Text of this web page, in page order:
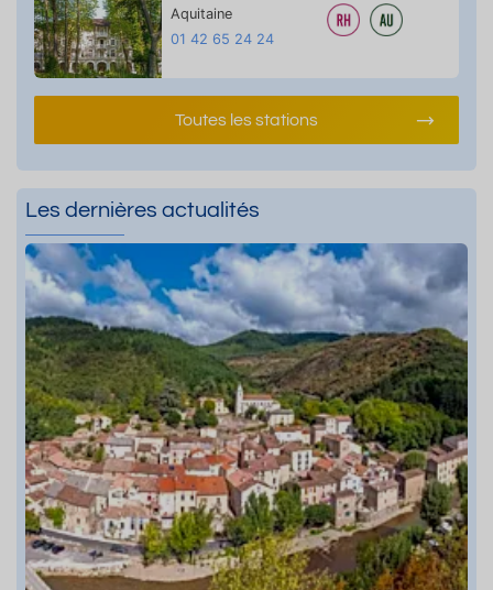
Aquitaine
01 42 65 24 24
Toutes les stations
Les dernières actualités